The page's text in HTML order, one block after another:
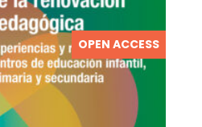
OPEN ACCESS